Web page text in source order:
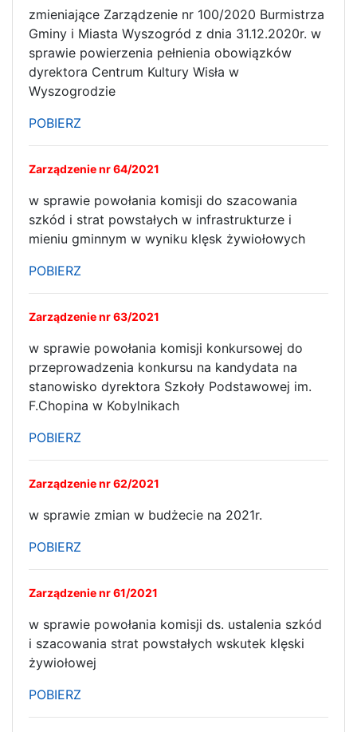
zmieniające Zarządzenie nr 100/2020 Burmistrza
Gminy i Miasta Wyszogród z dnia 31.12.2020r. w
sprawie powierzenia pełnienia obowiązków
dyrektora Centrum Kultury Wisła w
Wyszogrodzie
POBIERZ
Zarządzenie nr 64/2021
w sprawie powołania komisji do szacowania
szkód i strat powstałych w infrastrukturze i
mieniu gminnym w wyniku klęsk żywiołowych
POBIERZ
Zarządzenie nr 63/2021
w sprawie powołania komisji konkursowej do
przeprowadzenia konkursu na kandydata na
stanowisko dyrektora Szkoły Podstawowej im.
F.Chopina w Kobylnikach
POBIERZ
Zarządzenie nr 62/2021
w sprawie zmian w budżecie na 2021r.
POBIERZ
Zarządzenie nr 61/2021
w sprawie powołania komisji ds. ustalenia szkód
i szacowania strat powstałych wskutek klęski
żywiołowej
POBIERZ